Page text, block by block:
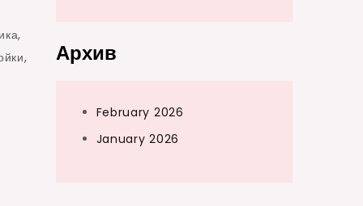
Архив
February 2026
January 2026